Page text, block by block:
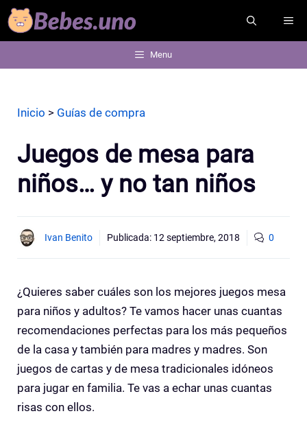
Saltar
al
Menu
Inicio > Guías de compra
Juegos de mesa para
niños… y no tan niños
Ivan Benito Publicada: 12 septiembre, 2018 0
¿Quieres saber cuáles son los mejores juegos mesa
para niños y adultos? Te vamos hacer unas cuantas
recomendaciones perfectas para los más pequeños
de la casa y también para madres y madres. Son
juegos de cartas y de mesa tradicionales idóneos
para jugar en familia. Te vas a echar unas cuantas
risas con ellos.